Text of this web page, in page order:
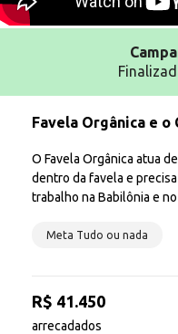
Favela Orgânica e
O Favela Orgânica atua
dentro da favela e
trabalho na Babilônia e
Meta Tudo ou nada
R$ 41.450
arrecadados